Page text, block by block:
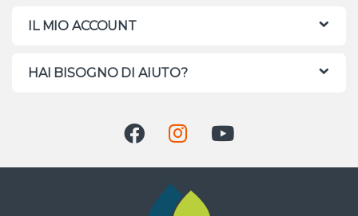
IL MIO ACCOUNT
HAI BISOGNO DI AIUTO?